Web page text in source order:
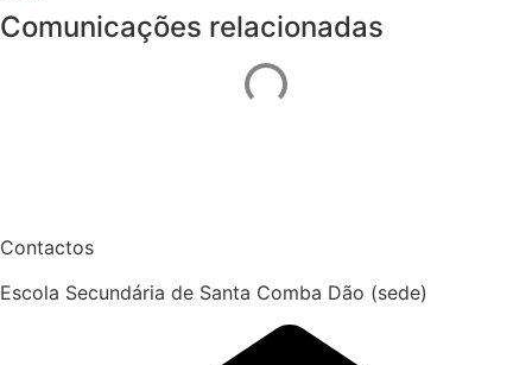
Comunicações relacionadas
Contactos
Escola Secundária de Santa Comba Dão (sede)